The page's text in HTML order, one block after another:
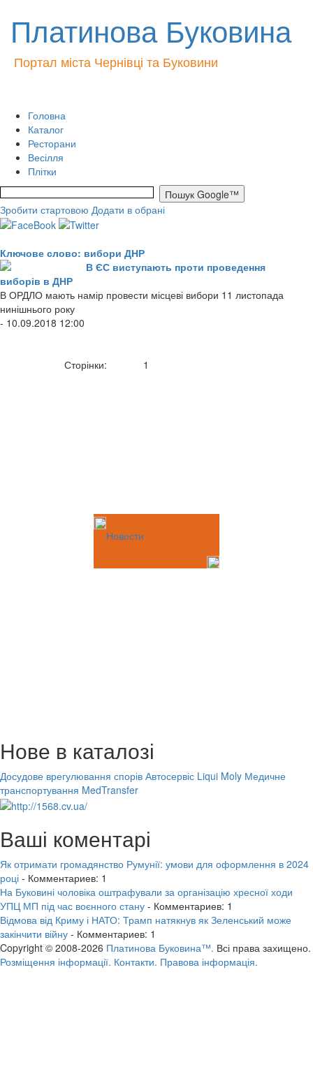
Платинова Буковина
Портал міста Чернівці та Буковини
Головна
Каталог
Ресторани
Весілля
Плітки
Зробити стартовою Додати в обрані
Ключове слово: вибори ДНР
В ЄС виступають проти проведення
виборів в ДНР
В ОРДЛО мають намір провести місцеві вибори 11 листопада
нинішнього року
- 10.09.2018 12:00
Сторінки: 1
Новости
Нове в каталозі
Досудове врегулювання спорів Автосервіс Liqui Moly Медичне
транспортування MedTransfer
Ваші коментарі
Як отримати громадянство Румунії: умови для оформлення в 2024
році - Комментариев: 1
На Буковині чоловіка оштрафували за організацію хресної ходи
УПЦ МП під час воєнного стану - Комментариев: 1
Відмова від Криму і НАТО: Трамп натякнув як Зеленський може
закінчити війну - Комментариев: 1
Copyright © 2008-2026 Платинова Буковина™. Всі права захищено.
Розміщення інформації. Контакти. Правова інформація.